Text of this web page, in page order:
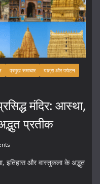
प्रमुख समाचार
यात्रा और पर्यटन
मंदिर: आस्था,
प्रतीक
इतिहास और वास्तुकला के अद्भुत